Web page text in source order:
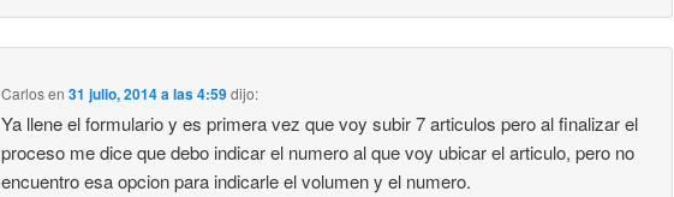
Carlosen31 julio, 2014 a las 4:59dijo:
Ya llene el formulario y es primera vez que voy subir 7 articulos pero al finalizar el
proceso me dice que debo indicar el numero al que voy ubicar el articulo, pero no
encuentro esa opcion para indicarle el volumen y el numero.